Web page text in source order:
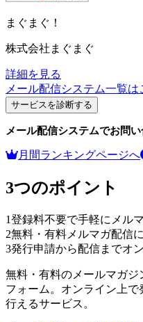
まぐまぐ！
株式会社まぐまぐ
詳細を見る
メール配信システム一覧は
サービスを診断する
メール配信システムでお問い
月間ランキングページへ
3つのポイント
1登録料不要で手軽にメル
2無料・有料メルマガ配信
3発行申請から配信までオ
無料・有料のメールマガジ
フォーム。オンライン上
行えるサービス。